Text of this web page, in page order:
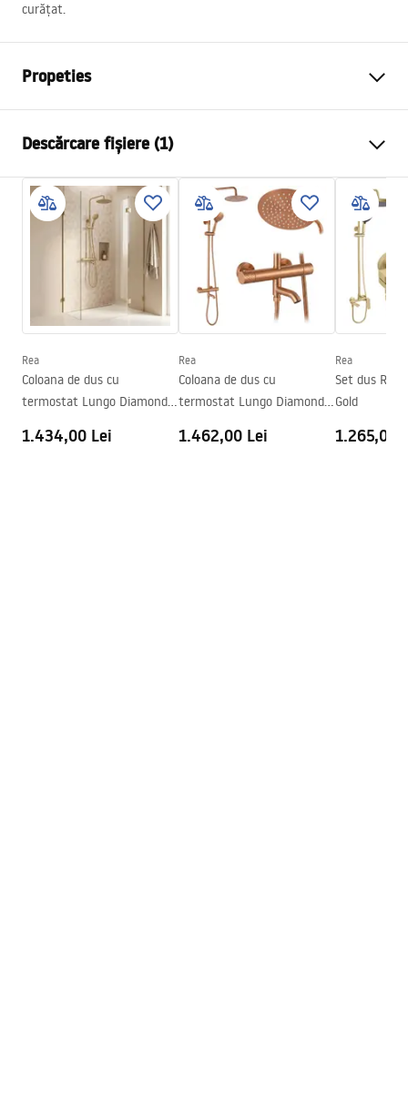
curățat.
Propeties
Culoare
Crom
Tip cabina
De colt
Culoare sticla
Transparent 6mm
Tip de deschidere
Batanta
Montaj
de cada sau de podea
Directie cabina
Universal
Garantie
24 luni
Acoperire Easy Clean
Da
Descărcare fișiere (1)
shower manual
shower manual.pdf
Rea
Coloana de dus cu
termostat Lungo Diamond
1.434,00 Lei
Rea
Coloana de dus cu
termostat Lungo Diamond
1.462,00 Lei
Rea
Set dus Rea
Gold
1.265,00